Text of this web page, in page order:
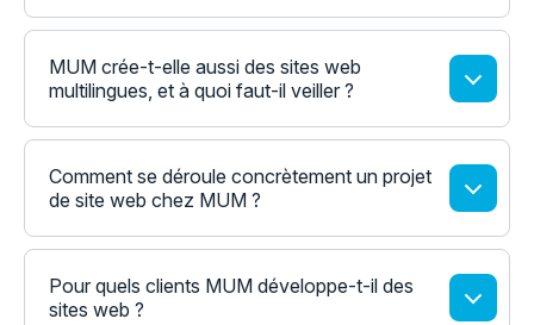
MUM crée-t-elle aussi des sites web
multilingues, et à quoi faut-il veiller ?
Comment se déroule concrètement un projet
de site web chez MUM ?
Pour quels clients MUM développe-t-il des
sites web ?